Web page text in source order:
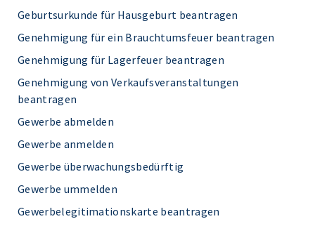
Geburtsurkunde für Hausgeburt beantragen
Genehmigung für ein Brauchtumsfeuer beantragen
Genehmigung für Lagerfeuer beantragen
Genehmigung von Verkaufsveranstaltungen
beantragen
Gewerbe abmelden
Gewerbe anmelden
Gewerbe überwachungsbedürftig
Gewerbe ummelden
Gewerbelegitimationskarte beantragen